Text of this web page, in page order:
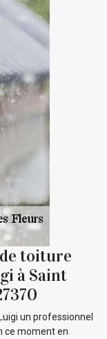
toiture
à Saint
un professionnel
ce moment en